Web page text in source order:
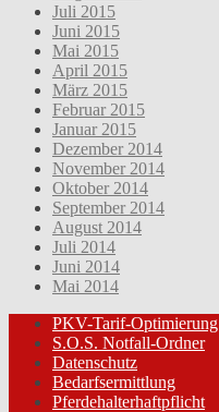
Juli 2015
Juni 2015
Mai 2015
April 2015
März 2015
Februar 2015
Januar 2015
Dezember 2014
November 2014
Oktober 2014
September 2014
August 2014
Juli 2014
Juni 2014
Mai 2014
PKV-Tarif-Optimierung
S.O.S. Notfall-Ordner
Datenschutz
Bedarfsermittlung
Pferdehalterhaftpflicht